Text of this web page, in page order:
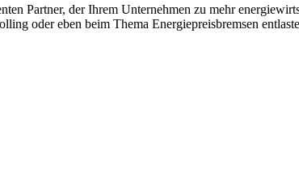
Partner, der Ihrem Unternehmen zu mehr
oder eben beim Thema Energiepreisbremsen